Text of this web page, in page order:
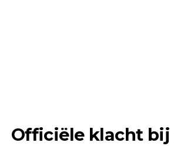
Officiële klacht bij